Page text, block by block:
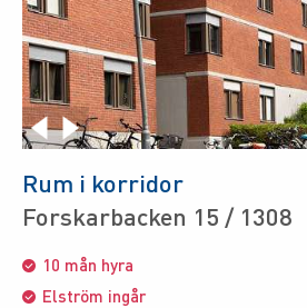
Rum i korridor
Forskarbacken 15 / 1308
10 mån hyra
Elström ingår